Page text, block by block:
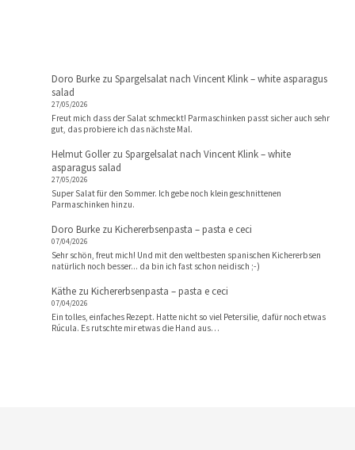
Doro Burke zu Spargelsalat nach Vincent Klink – white asparagus
salad
27/05/2026
Freut mich dass der Salat schmeckt! Parmaschinken passt sicher auch sehr
gut, das probiere ich das nächste Mal.
Helmut Gollerzu Spargelsalat nach Vincent Klink – white
asparagus salad
27/05/2026
Super Salat für den Sommer. Ich gebe noch klein geschnittenen
Parmaschinken hinzu.
Doro Burke zu Kichererbsenpasta – pasta e ceci
07/04/2026
Sehr schön, freut mich! Und mit den weltbesten spanischen Kichererbsen
natürlich noch besser... da bin ich fast schon neidisch ;-)
Käthe zu Kichererbsenpasta – pasta e ceci
07/04/2026
Ein tolles, einfaches Rezept. Hatte nicht so viel Petersilie, dafür noch etwas
Rúcula. Es rutschte mir etwas die Hand aus…